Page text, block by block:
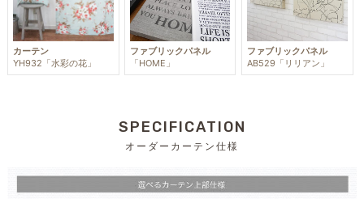
カーテン
YH932「水彩の花」
ファブリックパネル
「HOME」
ファブリックパネル
AB529「リリアン」
SPECIFICATION
オーダーカーテン仕様